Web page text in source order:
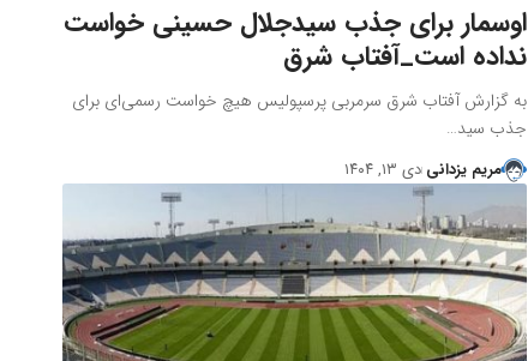
اوسمار برای جذب سیدجلال حسینی خواست
نداده است_آفتاب شرق
به گزارش آفتاب شرق سرمربی پرسپولیس هیچ خواست رسمی‌ای برای
جذب سید…
مریم یزدانی دی ۱۳, ۱۴۰۴